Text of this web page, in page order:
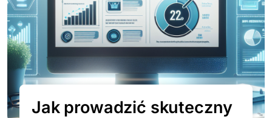
Jak prowadzić skuteczny